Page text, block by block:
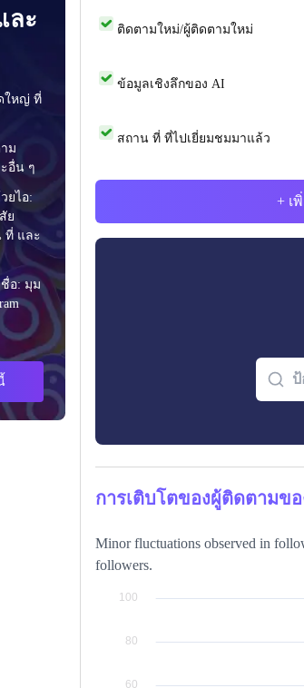
ละ
ใหญ่ ที่
ม
อื่น ๆ
ยไอ:
ย
ที่ และ
ชื่อ: มุม
ติดตามใหม่/ผู้ติดตามใหม่
ข้อมูลเชิงลึกของ AI
สถาน ที่ ที่ไปเยี่ยมชมมาแล้ว
+ เ
การเติบโตของผู้ติดตามขอ
Minor fluctuations observed in
followers.